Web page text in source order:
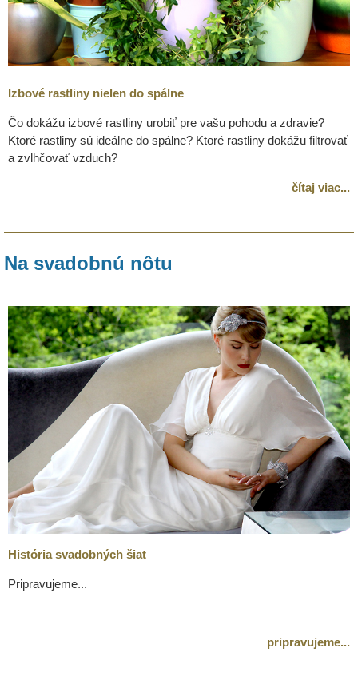
Izbové rastliny nielen do spálne
Čo dokážu izbové rastliny urobiť pre vašu pohodu a zdravie?
Ktoré rastliny sú ideálne do spálne? Ktoré rastliny dokážu filtrovať
a zvlhčovať vzduch?
čítaj viac...
Na svadobnú nôtu
História svadobných šiat
Pripravujeme...
pripravujeme...